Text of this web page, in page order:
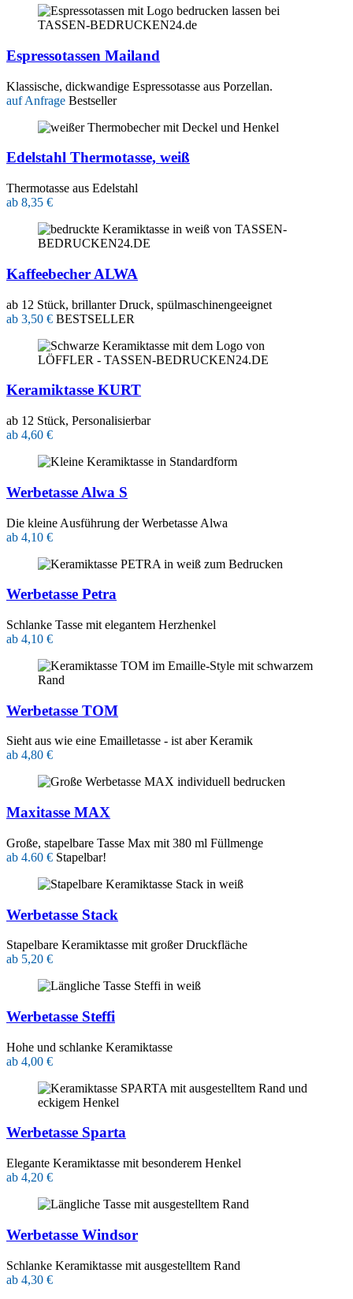
Espressotassen Mailand
Klassische, dickwandige Espressotasse aus Porzellan.
auf Anfrage Bestseller
Edelstahl Thermotasse, weiß
Thermotasse aus Edelstahl
ab 8,35 €
Kaffeebecher ALWA
ab 12 Stück, brillanter Druck, spülmaschinengeeignet
ab 3,50 € BESTSELLER
Keramiktasse KURT
ab 12 Stück, Personalisierbar
ab 4,60 €
Werbetasse Alwa S
Die kleine Ausführung der Werbetasse Alwa
ab 4,10 €
Werbetasse Petra
Schlanke Tasse mit elegantem Herzhenkel
ab 4,10 €
Werbetasse TOM
Sieht aus wie eine Emailletasse - ist aber Keramik
ab 4,80 €
Maxitasse MAX
Große, stapelbare Tasse Max mit 380 ml Füllmenge
ab 4.60 € Stapelbar!
Werbetasse Stack
Stapelbare Keramiktasse mit großer Druckfläche
ab 5,20 €
Werbetasse Steffi
Hohe und schlanke Keramiktasse
ab 4,00 €
Werbetasse Sparta
Elegante Keramiktasse mit besonderem Henkel
ab 4,20 €
Werbetasse Windsor
Schlanke Keramiktasse mit ausgestelltem Rand
ab 4,30 €